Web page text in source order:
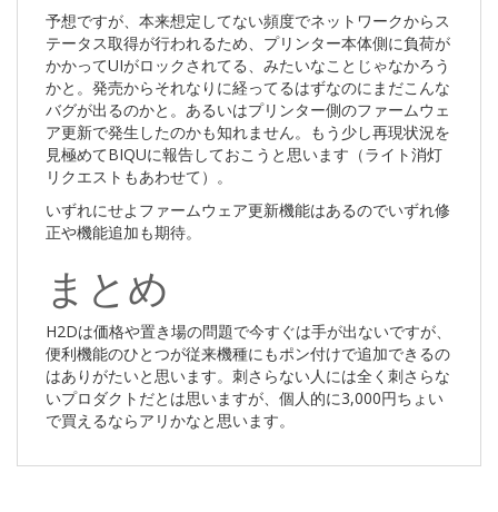
予想ですが、本来想定してない頻度でネットワークからス
テータス取得が行われるため、プリンター本体側に負荷が
かかってUIがロックされてる、みたいなことじゃなかろう
かと。発売からそれなりに経ってるはずなのにまだこんな
バグが出るのかと。あるいはプリンター側のファームウェ
ア更新で発生したのかも知れません。もう少し再現状況を
見極めてBIQUに報告しておこうと思います（ライト消灯
リクエストもあわせて）。
いずれにせよファームウェア更新機能はあるのでいずれ修
正や機能追加も期待。
まとめ
H2Dは価格や置き場の問題で今すぐは手が出ないですが、
便利機能のひとつが従来機種にもポン付けで追加できるの
はありがたいと思います。刺さらない人には全く刺さらな
いプロダクトだとは思いますが、個人的に3,000円ちょい
で買えるならアリかなと思います。